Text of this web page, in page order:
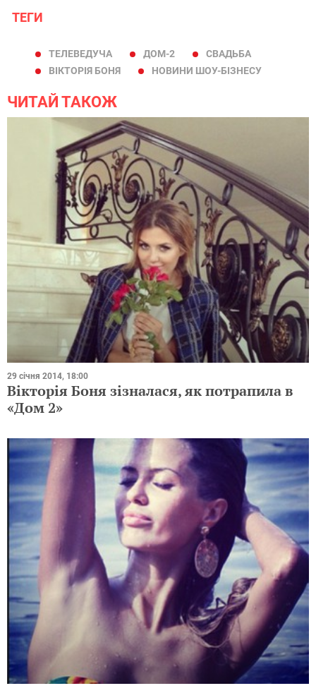
ТЕГИ
ТЕЛЕВЕДУЧА ДОМ-2
СВАДЬБА
ВІКТОРІЯ БОНЯ
НОВИНИ ШОУ-БІЗНЕСУ
ЧИТАЙ ТАКОЖ
29 січня 2014, 18:00
Вікторія Боня зізналася, як потрапила в
«Дом 2»